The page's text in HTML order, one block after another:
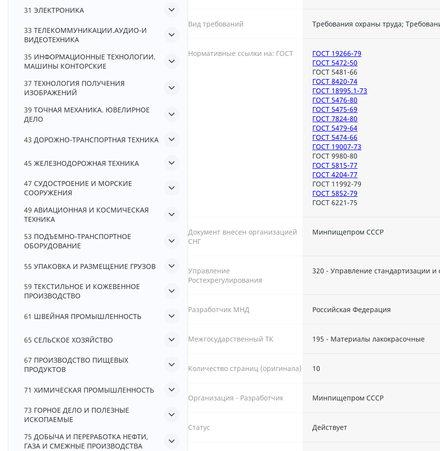
31 ЭЛЕКТРОНИКА
33 ТЕЛЕКОММУНИКАЦИИ.АУДИО-И
ВИДЕОТЕХНИКА
35 ИНФОРМАЦИОННЫЕ ТЕХНОЛОГИИ.
МАШИНЫ КОНТОРСКИЕ
37 ТЕХНОЛОГИЯ ПОЛУЧЕНИЯ
ИЗОБРАЖЕНИЙ
39 ТОЧНАЯ МЕХАНИКА. ЮВЕЛИРНОЕ
ДЕЛО
43 ДОРОЖНО-ТРАНСПОРТНАЯ ТЕХНИКА
45 ЖЕЛЕЗНОДОРОЖНАЯ ТЕХНИКА
47 СУДОСТРОЕНИЕ И МОРСКИЕ
СООРУЖЕНИЯ
49 АВИАЦИОННАЯ И КОСМИЧЕСКАЯ
ТЕХНИКА
53 ПОДЪЕМНО-ТРАНСПОРТНОЕ
ОБОРУДОВАНИЕ
55 УПАКОВКА И РАЗМЕЩЕНИЕ ГРУЗОВ
59 ТЕКСТИЛЬНОЕ И КОЖЕВЕННОЕ
ПРОИЗВОДСТВО
61 ШВЕЙНАЯ ПРОМЫШЛЕННОСТЬ
65 СЕЛЬСКОЕ ХОЗЯЙСТВО
67 ПРОИЗВОДСТВО ПИЩЕВЫХ
ПРОДУКТОВ
71 ХИМИЧЕСКАЯ ПРОМЫШЛЕННОСТЬ
73 ГОРНОЕ ДЕЛО И ПОЛЕЗНЫЕ
ИСКОПАЕМЫЕ
75 ДОБЫЧА И ПЕРЕРАБОТКА НЕФТИ,
ГАЗА И СМЕЖНЫЕ ПРОИЗВОДСТВА
Вид требований Требования охраны труда;
Нормативные ссылки на: ГОСТ
ГОСТ 19266-79
ГОСТ 5472-50
ГОСТ 5481-66
ГОСТ 8420-74
ГОСТ 18995.1-73
ГОСТ 5476-80
ГОСТ 5475-69
ГОСТ 7824-80
ГОСТ 5479-64
ГОСТ 5474-66
ГОСТ 19007-73
ГОСТ 9980-80
ГОСТ 5815-77
ГОСТ 4204-77
ГОСТ 11992-79
ГОСТ 5852-79
ГОСТ 6221-75
Документ внесен организацией
СНГ
Минпищепром СССР
Управление
Ростехрегулирования
320 - Управление стандартизации
Разработчик МНД Российская Федерация
Межгосударственный ТК 195 - Материалы лакокрасочные
Количество страниц (оригинала) 10
Организация - Разработчик Минпищепром СССР
Статус Действует